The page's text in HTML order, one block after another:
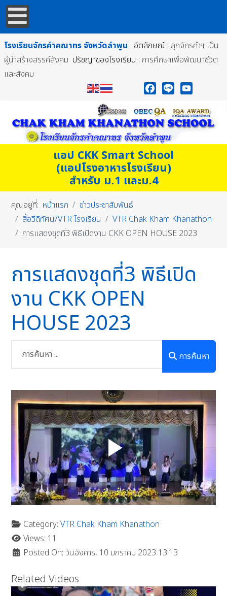
โรงเรียนจักรคำคณาทร จังหวัดลำพูน อัตลักษณ์ : ลูกจักรคำฯ เป็น
ผู้นำสร้างสรรค์สังคม ปรัชญาของโรงเรียน : การศึกษาเพื่อพัฒนาชีวิต
และสังคม
แอป CKK Smart School
(แอปโรงอาหารโรงเรียน)
สำหรับ ม.1 และม.4
คุณอยู่ที่: หน้าแรก
ข่าวประชาสัมพันธ์
สื่อวีดิทัศน์/VTR โรงเรียน
VTR Chak Kham Khanathon
การแสดงชุดที่3 พิธีเปิดงาน CKK OPEN HOUSE 2023
การแสดงชุดที่3 พิธีเปิด
งาน CKK OPEN
HOUSE 2023
การค้นหา
Category:VTR Chak Kham Khanathon
Views: 11
Posted On: วันอังคาร, 10 มกราคม 2023 13:13
Related Videos